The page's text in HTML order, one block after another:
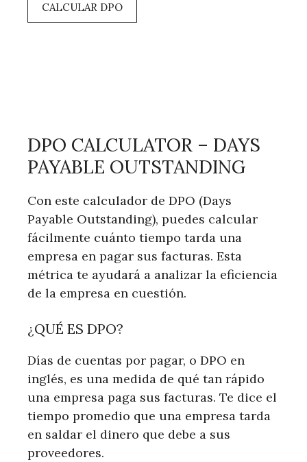
CALCULAR DPO
DPO CALCULATOR – DAYS
PAYABLE OUTSTANDING
Con este calculador de DPO (Days
Payable Outstanding), puedes calcular
fácilmente cuánto tiempo tarda una
empresa en pagar sus facturas. Esta
métrica te ayudará a analizar la eficiencia
de la empresa en cuestión.
¿QUÉ ES DPO?
Días de cuentas por pagar, o DPO en
inglés, es una medida de qué tan rápido
una empresa paga sus facturas. Te dice el
tiempo promedio que una empresa tarda
en saldar el dinero que debe a sus
proveedores.